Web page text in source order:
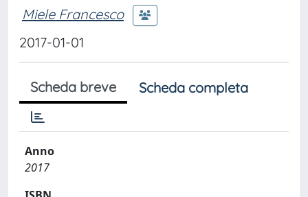
Miele Francesco
2017-01-01
Scheda breve Scheda completa
Anno
2017